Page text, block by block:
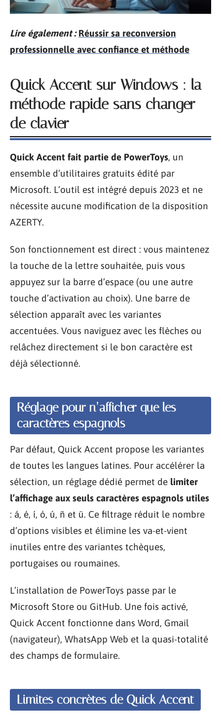
Lire également : Réussir sa reconversion
professionnelle avec confiance et méthode
Quick Accent sur Windows : la
méthode rapide sans changer
de clavier
Quick Accent fait partie de PowerToys, un
ensemble d’utilitaires gratuits édité par
Microsoft. L’outil est intégré depuis 2023 et ne
nécessite aucune modification de la disposition
AZERTY.
Son fonctionnement est direct : vous maintenez
la touche de la lettre souhaitée, puis vous
appuyez sur la barre d’espace (ou une autre
touche d’activation au choix). Une barre de
sélection apparaît avec les variantes
accentuées. Vous naviguez avec les flèches ou
relâchez directement si le bon caractère est
déjà sélectionné.
Réglage pour n’afficher que les
caractères espagnols
Par défaut, Quick Accent propose les variantes
de toutes les langues latines. Pour accélérer la
sélection, un réglage dédié permet de limiter
l’affichage aux seuls caractères espagnols utiles
: á, é, í, ó, ú, ñ et ü. Ce filtrage réduit le nombre
d’options visibles et élimine les va-et-vient
inutiles entre des variantes tchèques,
portugaises ou roumaines.
L’installation de PowerToys passe par le
Microsoft Store ou GitHub. Une fois activé,
Quick Accent fonctionne dans Word, Gmail
(navigateur), WhatsApp Web et la quasi-totalité
des champs de formulaire.
Limites concrètes de Quick Accent